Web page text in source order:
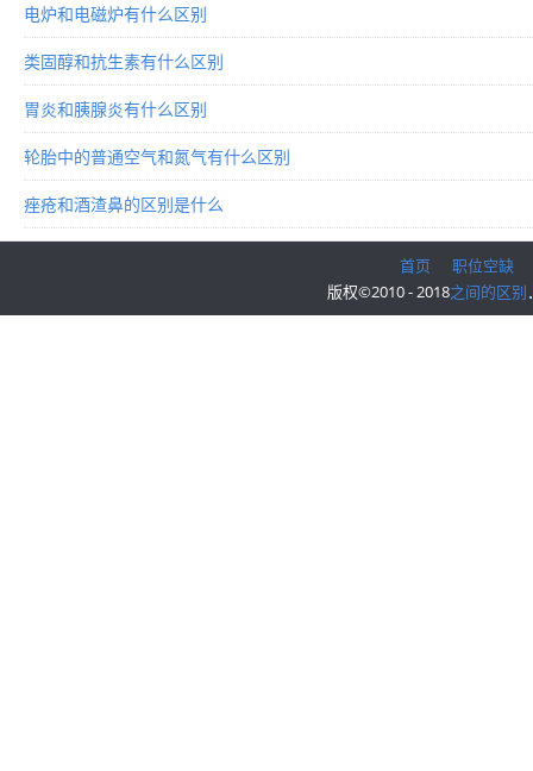
电炉和电磁炉有什么区别
类固醇和抗生素有什么区别
胃炎和胰腺炎有什么区别
轮胎中的普通空气和氮气有什么区别
痤疮和酒渣鼻的区别是什么
首页
职位空缺
版权©2010 - 2018之间的区别